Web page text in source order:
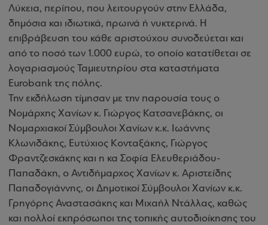
Λύκεια, περίπου, που λειτουργούν στην Ελλάδα,
δημόσια και ιδιωτικά, πρωινά ή νυκτερινά. Η
επιβράβευση του κάθε αριστούχου συνοδεύεται και
από το ποσό των 1.000 ευρώ, το οποίο κατατίθεται σε
λογαριασμούς Ταμιευτηρίου στα καταστήματα
Eurobank της πόλης.
Την εκδήλωση τίμησαν με την παρουσία τους ο
Νομάρχης Χανίων κ. Γιώργος Κατσανεβάκης, οι
Νομαρχιακοί Σύμβουλοι Χανίων κ.κ. Ιωάννης
Κλωνιδάκης, Ευτύχιος Κονταξάκης, Γιώργος
Φραντζεσκάκης και η κα Σοφία Ελευθεριάδου-
Παπαδάκη, ο Αντιδήμαρχος Χανίων κ. Αριστείδης
Παπαδογιάννης, οι Δημοτικοί Σύμβουλοι Χανίων κ.κ.
Γρηγόρης Αναστασάκης και Μιχαήλ Ντάλλας, καθώς
και πολλοί εκπρόσωποι της τοπικής αυτοδιοίκησης του